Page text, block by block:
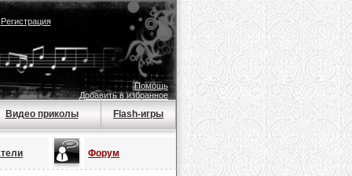
Регистрация
Помощь
Добавить в избранное
Видео приколы Flash-игры
Форум